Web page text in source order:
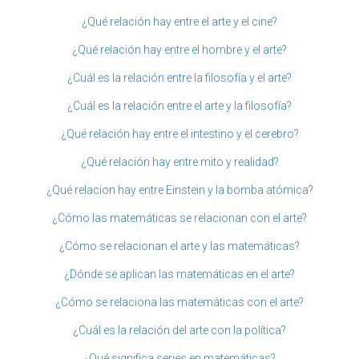
¿Qué relación hay entre el arte y el cine?
¿Qué relación hay entre el hombre y el arte?
¿Cuál es la relación entre la filosofía y el arte?
¿Cuál es la relación entre el arte y la filosofía?
¿Qué relación hay entre el intestino y el cerebro?
¿Qué relación hay entre mito y realidad?
¿Qué relacion hay entre Einstein y la bomba atómica?
¿Cómo las matemáticas se relacionan con el arte?
¿Cómo se relacionan el arte y las matemáticas?
¿Dónde se aplican las matemáticas en el arte?
¿Cómo se relaciona las matemáticas con el arte?
¿Cuál es la relación del arte con la política?